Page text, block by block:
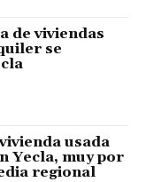
de viviendas
se
usada
Yecla, muy por
regional